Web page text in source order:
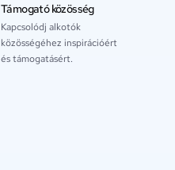
Támogató közösség
Kapcsolódj alkotók
közösségéhez inspirációért
és támogatásért.